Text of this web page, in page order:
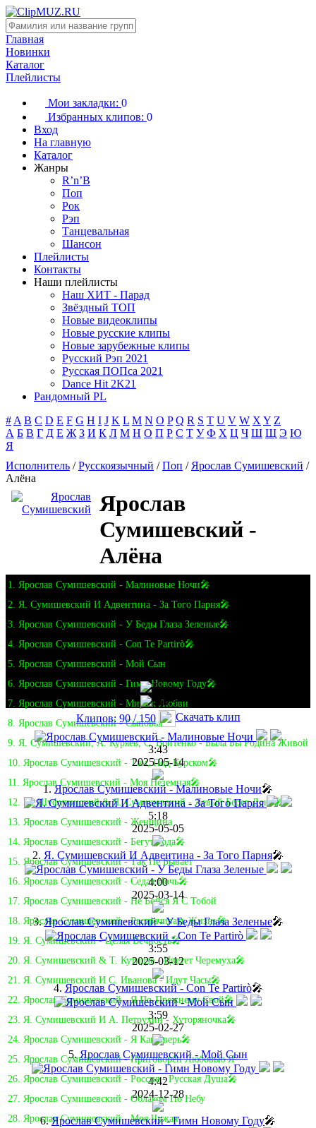
Главная
Новинки
Каталог
Плейлисты
Мои закладки: 0
Избранных клипов: 0
Вход
На главную
Каталог
Жанры
R’n’B
Поп
Рок
Рэп
Танцевальная
Шансон
Плейлисты
Контакты
Наши плейлисты
Наш ХИТ - Парад
Звёздный ТОП
Новые видеоклипы
Новые русские клипы
Новые зарубежные клипы
Русский Рэп 2021
Русская ПОПса 2021
Dance Hit 2K21
Рандомный PL
# A B C D E F G H I J K L M N O P Q R S T U V W X Y Z
А Б В Г Д Е Ж З И К Л М Н О П Р С Т У Ф Х Ц Ч Ш Щ Э Ю
Я
Исполнитель /Русскоязычный /Поп / Ярослав Сумишевский /
Алёна
Ярослав
Сумишевский -
Алёна
1. Ярослав Сумишевский - Малиновые Ночи🎤
2. Я. Сумишевский И Адвентина - За Того Парня🎤
3. Ярослав Сумишевский - У Беды Глаза Зеленые🎤
4. Ярослав Сумишевский - Con Te Partirò🎤
5. Ярослав Сумишевский - Мой Сын
6. Ярослав Сумишевский - Гимн Новому Году🎤
7. Ярослав Сумишевский - Мираж Любви
8. Ярослав Сумишевский - Сыновья
9. Я. Сумишевский, А. Куряев, С. Войтенко - Была Бы Родина Живой
10. Ярослав Сумишевский - Там, Под Курском🎤
11. Ярослав Сумишевский - Моя Неземная🎤
12. М. Шуфутинский & Я. Сумишевский - Левый Берег Дона🎤
13. Ярослав Сумишевский - Женщина
14. Ярослав Сумишевский - Бегут Года🎤
15. Ярослав Сумишевский - Так Не Бывает
16. Ярослав Сумишевский - Седая Ночь🎤
17. Ярослав Сумишевский - Не Бойся Я С Тобой
18. Ярослав Сумишевский - Растрачивать Жизнь🎤
19. Я. Сумишевский - Целая Вечность🎤
20. Я. Сумишевский & Т. Кутидзе - Цветет Черемуха🎤
21. Я. Сумишевский И С. Иванова - Идут Часы🎤
22. Ярослав Сумишевский - Я По-Прежнему Свой🎤
23. Я. Сумишевский И А. Петрухин - Хуторяночка🎤
24. Ярослав Сумишевский - Я Как Зверь🎤
25. Ярослав Сумишевский - Приговорён Любовью Я
26. Ярослав Сумишевский - Россия - Русская Душа🎤
27. Ярослав Сумишевский - Облаком По Небу
28. Ярослав Сумишевский - Моя Чужая
Клипов: 90 / 150 Скачать клип
3:43
2025-05-14
1.Ярослав Сумишевский - Малиновые Ночи🎤
5:18
2025-05-05
2. Я. Сумишевский И Адвентина - За Того Парня🎤
4:00
2025-03-14
3.Ярослав Сумишевский - У Беды Глаза Зеленые🎤
3:55
2025-03-12
4. Ярослав Сумишевский - Con Te Partirò🎤
3:59
2025-02-27
5. Ярослав Сумишевский - Мой Сын
4:42
2024-12-28
6.Ярослав Сумишевский - Гимн Новому Году🎤